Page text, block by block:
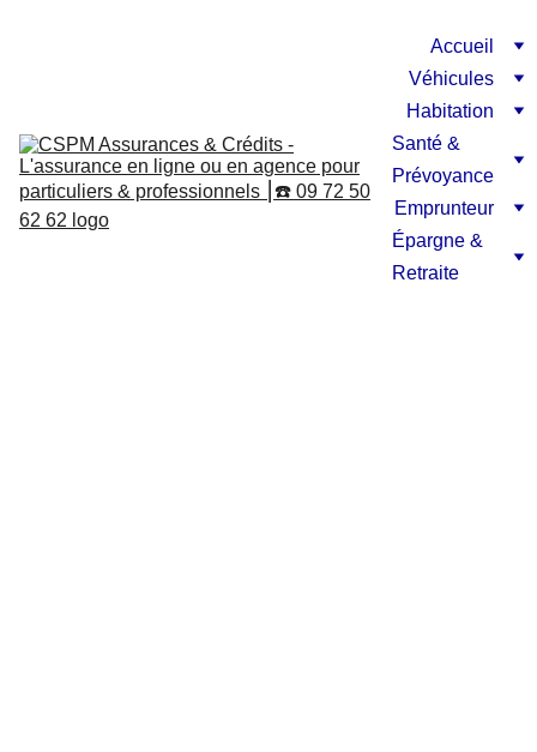
Accueil
Véhicules
Habitation
Santé &
Prévoyance
Emprunteur
Épargne &
Retraite